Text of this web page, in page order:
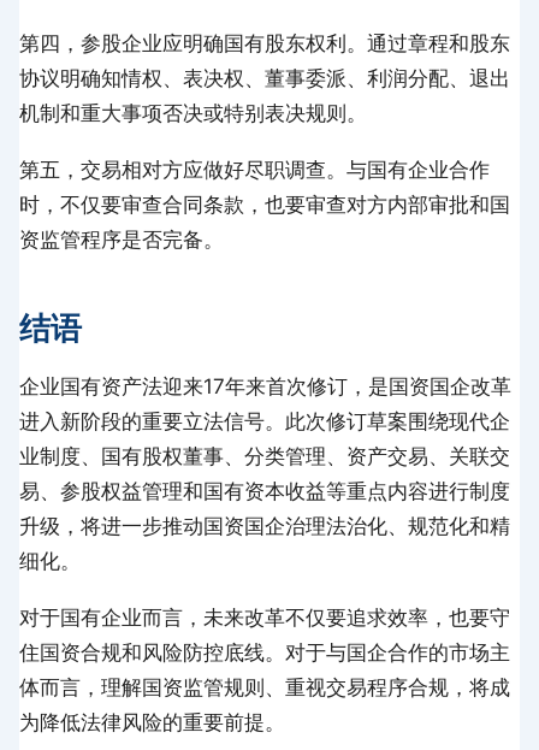
第四，参股企业应明确国有股东权利。通过章程和股东
协议明确知情权、表决权、董事委派、利润分配、退出
机制和重大事项否决或特别表决规则。
第五，交易相对方应做好尽职调查。与国有企业合作
时，不仅要审查合同条款，也要审查对方内部审批和国
资监管程序是否完备。
结语
企业国有资产法迎来17年来首次修订，是国资国企改革
进入新阶段的重要立法信号。此次修订草案围绕现代企
业制度、国有股权董事、分类管理、资产交易、关联交
易、参股权益管理和国有资本收益等重点内容进行制度
升级，将进一步推动国资国企治理法治化、规范化和精
细化。
对于国有企业而言，未来改革不仅要追求效率，也要守
住国资合规和风险防控底线。对于与国企合作的市场主
体而言，理解国资监管规则、重视交易程序合规，将成
为降低法律风险的重要前提。